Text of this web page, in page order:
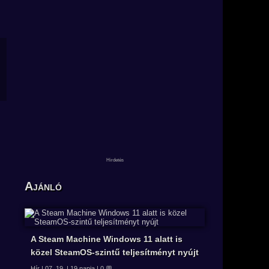
Ajánló
A Steam Machine Windows 11 alatt is
közel SteamOS-szintű teljesítményt nyújt